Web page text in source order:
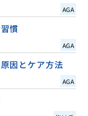
AGA
慣
AGA
因とケア方法
AGA